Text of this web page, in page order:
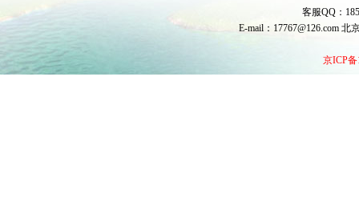
客服QQ：
E-mail：17767@126.com 北
京ICP备